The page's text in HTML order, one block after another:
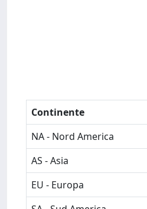
Continente
NA - Nord America
AS - Asia
EU - Europa